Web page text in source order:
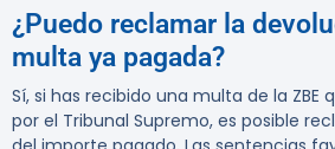
¿Puedo reclamar la
multa ya pagada?
Sí, si has recibido una multa de la ZBE
por el Tribunal Supremo, es posible